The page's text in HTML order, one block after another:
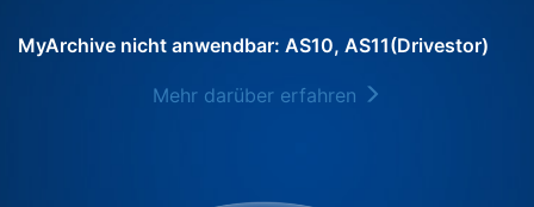
MyArchive nicht anwendbar: AS10, AS11(Drivestor)
Mehr darüber erfahren